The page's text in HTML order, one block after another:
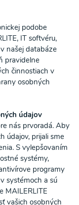
podobe
IT softvéru,
našej databáze
pravidelne
činnostiach v
osobných
údajov
nás prvoradá. Aby
údajov, prijali sme
S vylepšovaním
systémy,
programy
systémoch a sú
MAILERLITE
vašich osobných